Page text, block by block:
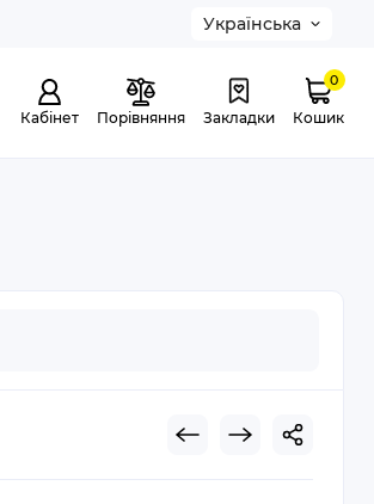
Українська
Кабінет Порівняння Закладки
0
Кошик